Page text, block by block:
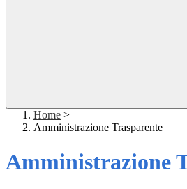
Home >
Amministrazione Trasparente
Amministrazione